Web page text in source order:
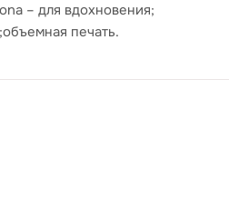
– для вдохновения;
печать.